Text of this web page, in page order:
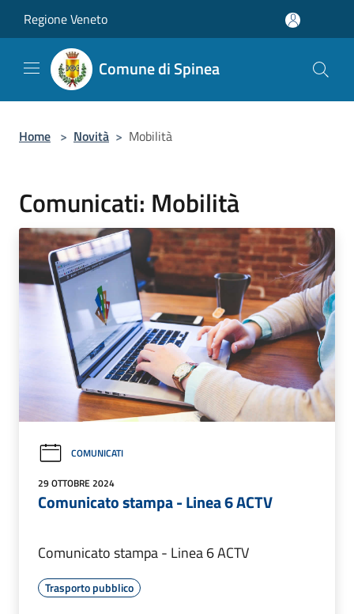
Regione Veneto
Comune di Spinea
Home > Novità > Mobilità
Comunicati: Mobilità
COMUNICATI
29 OTTOBRE 2024
Comunicato stampa - Linea 6 ACTV
Comunicato stampa - Linea 6 ACTV
Trasporto pubblico